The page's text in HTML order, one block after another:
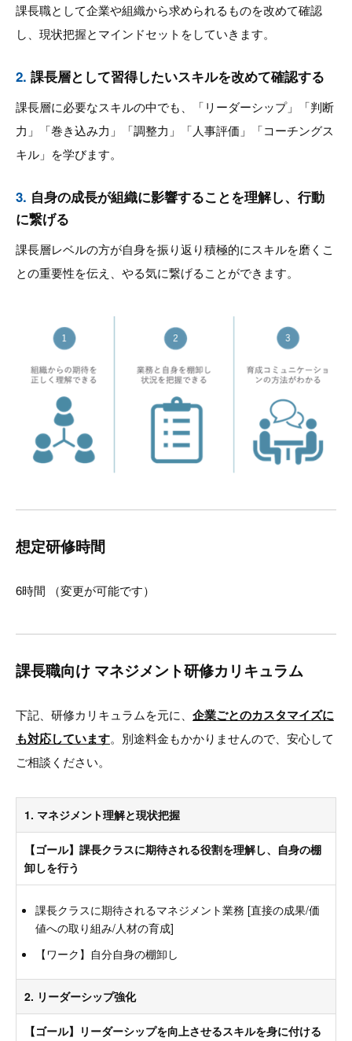
課長職として企業や組織から求められるものを改めて確認
し、現状把握とマインドセットをしていきます。
2. 課長層として習得したいスキルを改めて確認する
課長層に必要なスキルの中でも、「リーダーシップ」「判断
力」「巻き込み力」「調整力」「人事評価」「コーチングス
キル」を学びます。
3. 自身の成長が組織に影響することを理解し、行動
に繋げる
課長層レベルの方が自身を振り返り積極的にスキルを磨くこ
との重要性を伝え、やる気に繋げることができます。
想定研修時間
6時間 （変更が可能です）
課長職向け マネジメント研修カリキュラム
下記、研修カリキュラムを元に、 企業ごとのカスタマイズに
も対応しています。別途料金もかかりませんので、安心して
ご相談ください。
1. マネジメント理解と現状把握
【ゴール】課長クラスに期待される役割を理解し、自身の棚
卸しを行う
課長クラスに期待されるマネジメント業務 [直接の成果/価
値への取り組み/人材の育成]
【ワーク】自分自身の棚卸し
2. リーダーシップ強化
【ゴール】リーダーシップを向上させるスキルを身に付ける